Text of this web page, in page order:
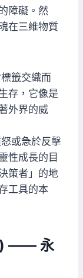
障礙。然
在三維物質
籤交織而
存，它像是
外界的威
或急於反擊
性成長的目
策者」的地
工具的本
—— 永